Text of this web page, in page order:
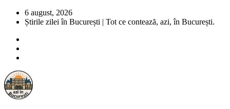
6 august, 2026
Știrile zilei în București | Tot ce contează, azi, în București.